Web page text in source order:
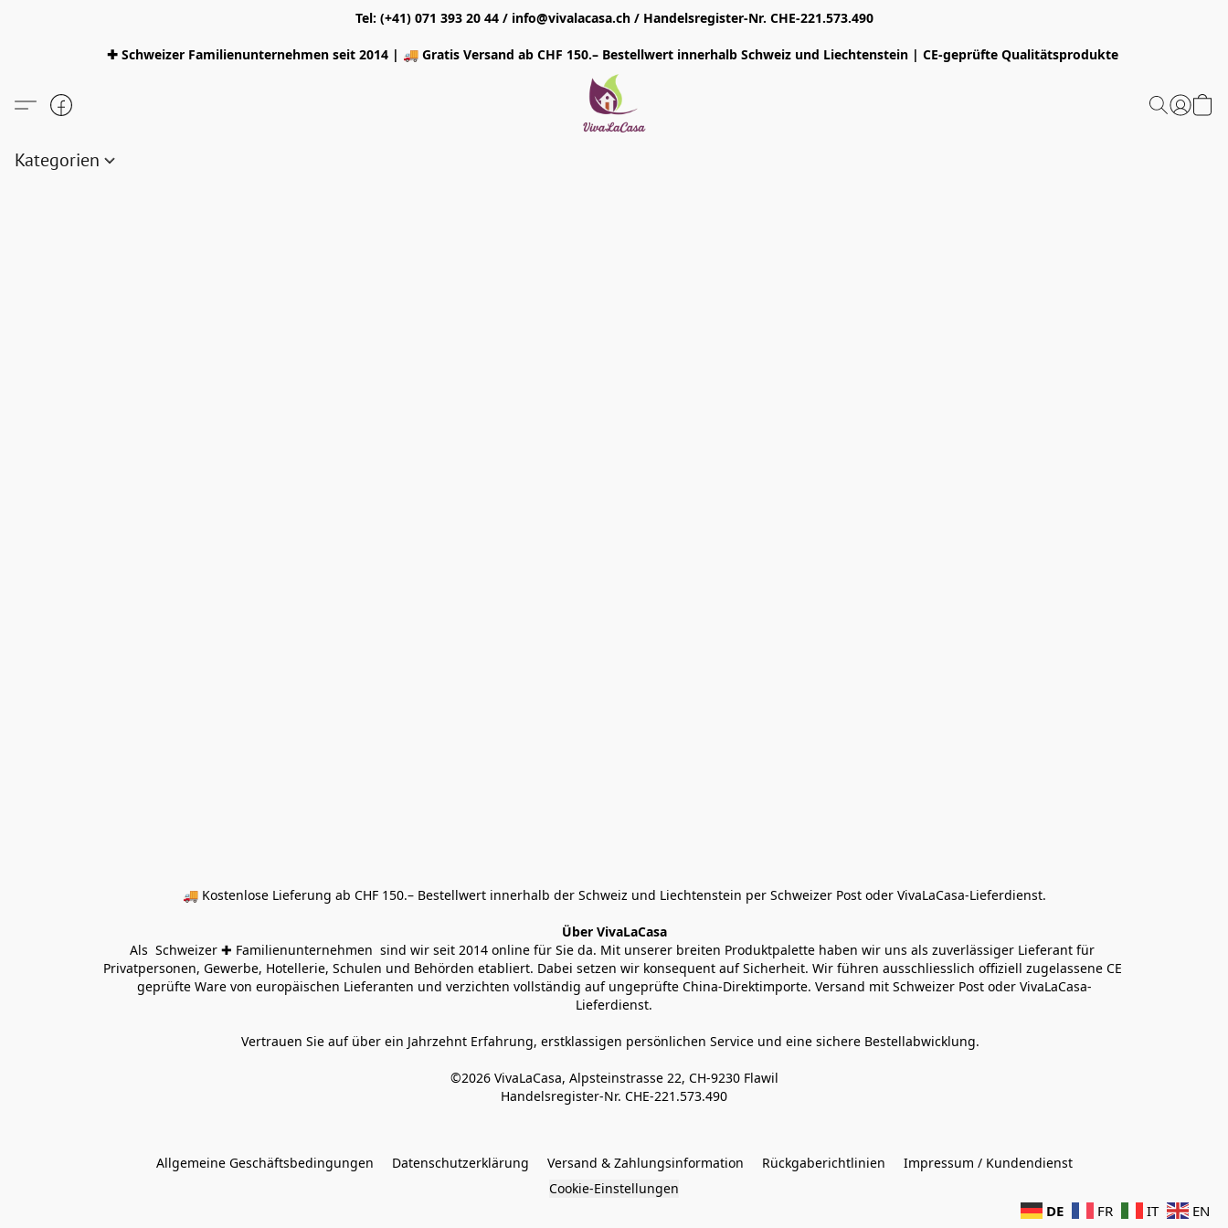
Tel: (+41) 071 393 20 44 / info@vivalacasa.ch / Handelsregister-Nr. CHE-221.573.490
✚ Schweizer Familienunternehmen seit 2014 | 🚚 Gratis Versand ab CHF 150.– Bestellwert innerhalb Schweiz und Liechtenstein | CE-geprüfte Qualitätsprodukte
Kategorien
🚚 Kostenlose Lieferung ab CHF 150.– Bestellwert innerhalb der Schweiz und Liechtenstein per Schweizer Post oder VivaLaCasa-Lieferdienst.
Über VivaLaCasa
Als  Schweizer ✚ Familienunternehmen  sind wir seit 2014 online für Sie da. Mit unserer breiten Produktpalette haben wir uns als zuverlässiger Lieferant für
Privatpersonen, Gewerbe, Hotellerie, Schulen und Behörden etabliert. Dabei setzen wir konsequent auf Sicherheit. Wir führen ausschliesslich offiziell zugelassene CE
geprüfte Ware von europäischen Lieferanten und verzichten vollständig auf ungeprüfte China-Direktimporte. Versand mit Schweizer Post oder VivaLaCasa-
Lieferdienst.
Vertrauen Sie auf über ein Jahrzehnt Erfahrung, erstklassigen persönlichen Service und eine sichere Bestellabwicklung.
©2026 VivaLaCasa, Alpsteinstrasse 22, CH-9230 Flawil
Handelsregister-Nr. CHE-221.573.490
Allgemeine Geschäftsbedingungen Datenschutzerklärung Versand & Zahlungsinformation Rückgaberichtlinien
Impressum / Kundendienst
Cookie-Einstellungen
DE FR IT EN